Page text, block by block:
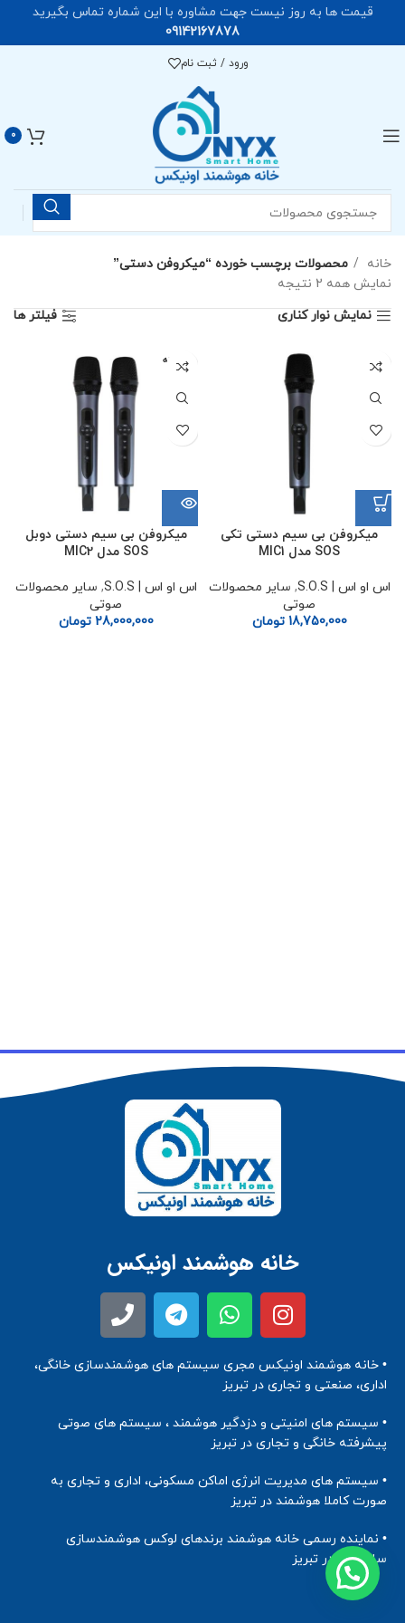
ورود / ثبت نام
0
خانه
محصولات برچسب خورده “میکروفن دستی”
نمایش همه 2 نتیجه
نمایش نوار کناری
فیلتر ها
میکروفن بی سیم دستی تکی
SOS مدل MIC1
اس او اس | S.O.S , سایر محصولات
صوتی
18,750,000 تومان
فروخته
شده
میکروفن بی سیم دستی دوبل
SOS مدل MIC2
اس او اس | S.O.S , سایر محصولات
صوتی
28,000,000 تومان
خانه هوشمند اونیکس
• خانه هوشمند اونیکس مجری سیستم های هوشمندسازی خانگی،
اداری، صنعتی و تجاری در تبریز
• سیستم های امنیتی و دزدگیر هوشمند ، سیستم های صوتی
پیشرفته خانگی و تجاری در تبریز
• سیستم های مدیریت انرژی اماکن مسکونی، اداری و تجاری به
صورت کاملا هوشمند در تبریز
• نماینده رسمی خانه هوشمند برندهای لوکس هوشمندسازی
ساختمان در تبریز
قیمت ها به روز نیست جهت مشاوره با این شماره تماس بگیرید
09142167878